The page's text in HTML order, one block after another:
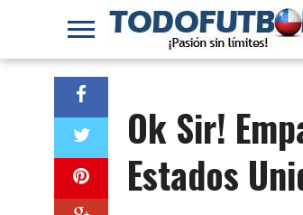
Ok Sir!
Estados